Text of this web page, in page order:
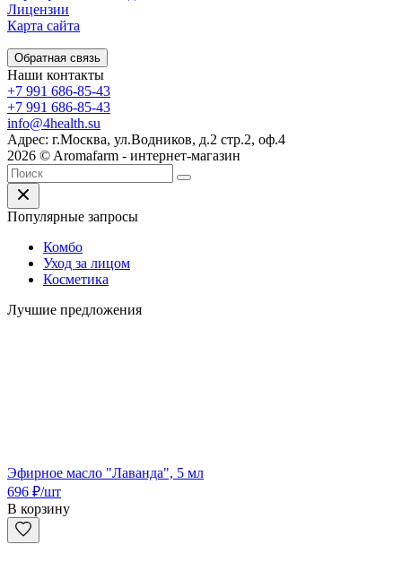
Лицензии
Карта сайта
Обратная связь
Наши контакты
+7 991 686-85-43
+7 991 686-85-43
info@4health.su
Адрес: г.Москва, ул.Водников, д.2 стр.2, оф.4
2026 © Aromafarm - интернет-магазин
Популярные запросы
Комбо
Уход за лицом
Косметика
Лучшие предложения
Эфирное масло "Лаванда", 5 мл
696 ₽/шт
В корзину